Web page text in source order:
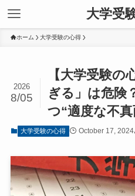
大学受
ホーム 大学受験の心得
【大学受験の
ぎる」は危険
つ“適度な不
2026
8/05
大学受験の心得 October 17, 2024